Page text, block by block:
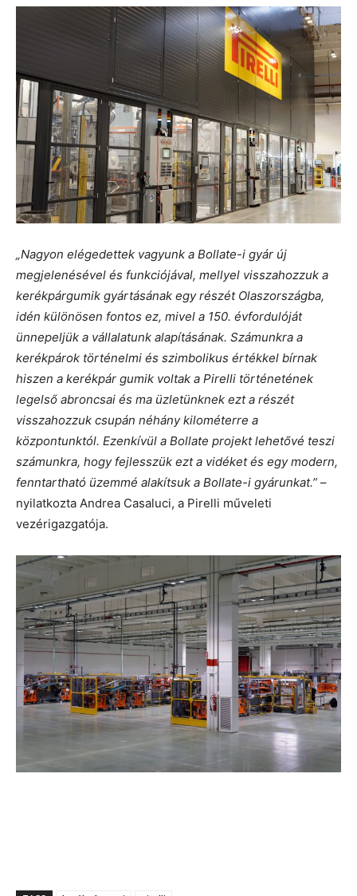
„Nagyon elégedettek vagyunk a Bollate-i gyár új
megjelenésével és funkciójával, mellyel visszahozzuk a
kerékpárgumik gyártásának egy részét Olaszországba,
idén különösen fontos ez, mivel a 150. évfordulóját
ünnepeljük a vállalatunk alapításának. Számunkra a
kerékpárok történelmi és szimbolikus értékkel bírnak
hiszen a kerékpár gumik voltak a Pirelli történetének
legelső abroncsai és ma üzletünknek ezt a részét
visszahozzuk csupán néhány kilométerre a
központunktól. Ezenkívül a Bollate projekt lehetővé teszi
számunkra, hogy fejlesszük ezt a vidéket és egy modern,
fenntartható üzemmé alakítsuk a Bollate-i gyárunkat.” –
nyilatkozta Andrea Casaluci, a Pirelli műveleti
vezérigazgatója.